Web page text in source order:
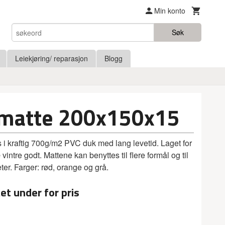
Min konto
Søk
Leiekjøring/ reparasjon Blogg
200x150x15
kraftig 700g/m2 PVC duk med lang levetid. Laget for
godt. Mattene kan benyttes til flere formål og til
Farger: rød, orange og grå.
under for pris